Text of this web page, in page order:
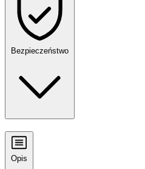
Bezpieczeństwo
Opis